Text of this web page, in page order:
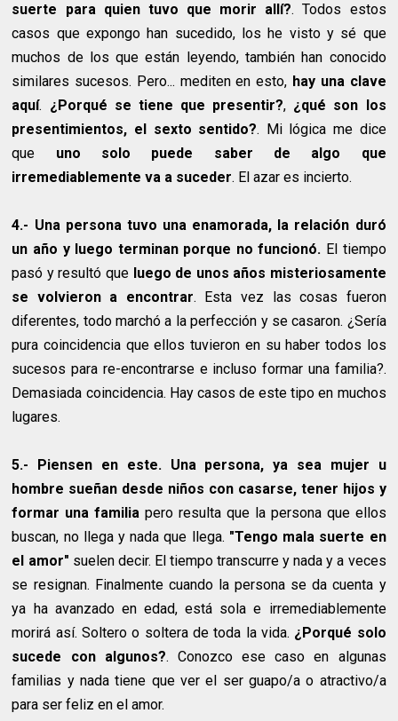
suerte para quien tuvo que morir allí?. Todos estos
casos que expongo han sucedido, los he visto y sé que
muchos de los que están leyendo, también han conocido
similares sucesos. Pero... mediten en esto, hay una clave
aquí. ¿Porqué se tiene que presentir?, ¿qué son los
presentimientos, el sexto sentido?. Mi lógica me dice
que uno solo puede saber de algo que
irremediablemente va a suceder. El azar es incierto.
4.- Una persona tuvo una enamorada, la relación duró
un año y luego terminan porque no funcionó. El tiempo
pasó y resultó que luego de unos años misteriosamente
se volvieron a encontrar. Esta vez las cosas fueron
diferentes, todo marchó a la perfección y se casaron. ¿Sería
pura coincidencia que ellos tuvieron en su haber todos los
sucesos para re-encontrarse e incluso formar una familia?.
Demasiada coincidencia. Hay casos de este tipo en muchos
lugares.
5.- Piensen en este. Una persona, ya sea mujer u
hombre sueñan desde niños con casarse, tener hijos y
formar una familia pero resulta que la persona que ellos
buscan, no llega y nada que llega. "Tengo mala suerte en
el amor" suelen decir. El tiempo transcurre y nada y a veces
se resignan. Finalmente cuando la persona se da cuenta y
ya ha avanzado en edad, está sola e irremediablemente
morirá así. Soltero o soltera de toda la vida. ¿Porqué solo
sucede con algunos?. Conozco ese caso en algunas
familias y nada tiene que ver el ser guapo/a o atractivo/a
para ser feliz en el amor.